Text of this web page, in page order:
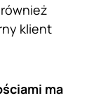
klient
ma